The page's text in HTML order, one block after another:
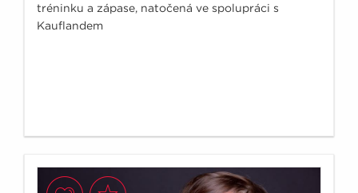
tréninku a zápase, natočená ve spolupráci s
Kauflandem